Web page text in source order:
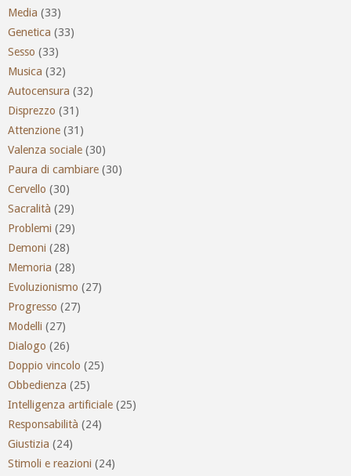
Media (33)
Genetica (33)
Sesso (33)
Musica (32)
Autocensura (32)
Disprezzo (31)
Attenzione (31)
Valenza sociale (30)
Paura di cambiare (30)
Cervello (30)
Sacralità (29)
Problemi (29)
Demoni (28)
Memoria (28)
Evoluzionismo (27)
Progresso (27)
Modelli (27)
Dialogo (26)
Doppio vincolo (25)
Obbedienza (25)
Intelligenza artificiale (25)
Responsabilità (24)
Giustizia (24)
Stimoli e reazioni (24)